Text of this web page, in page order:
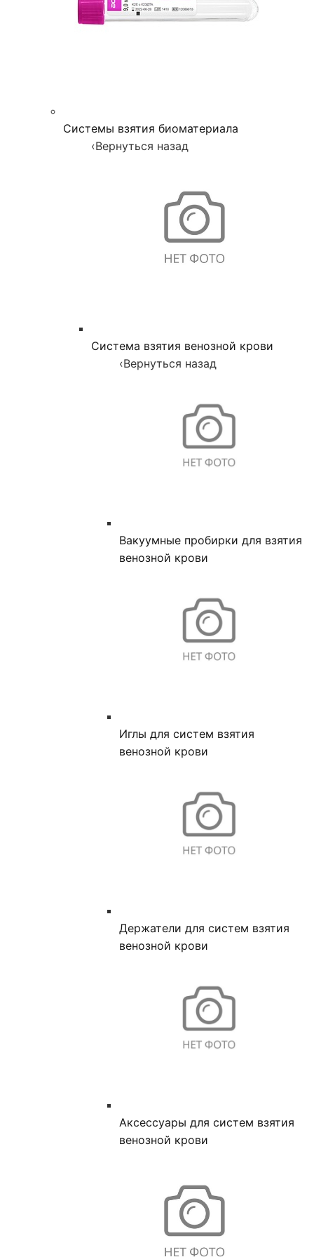
Системы взятия биоматериала
‹Вернуться назад
Система взятия венозной крови
‹Вернуться назад
Вакуумные пробирки для взятия
венозной крови
Иглы для систем взятия
венозной крови
Держатели для систем взятия
венозной крови
Аксессуары для систем взятия
венозной крови